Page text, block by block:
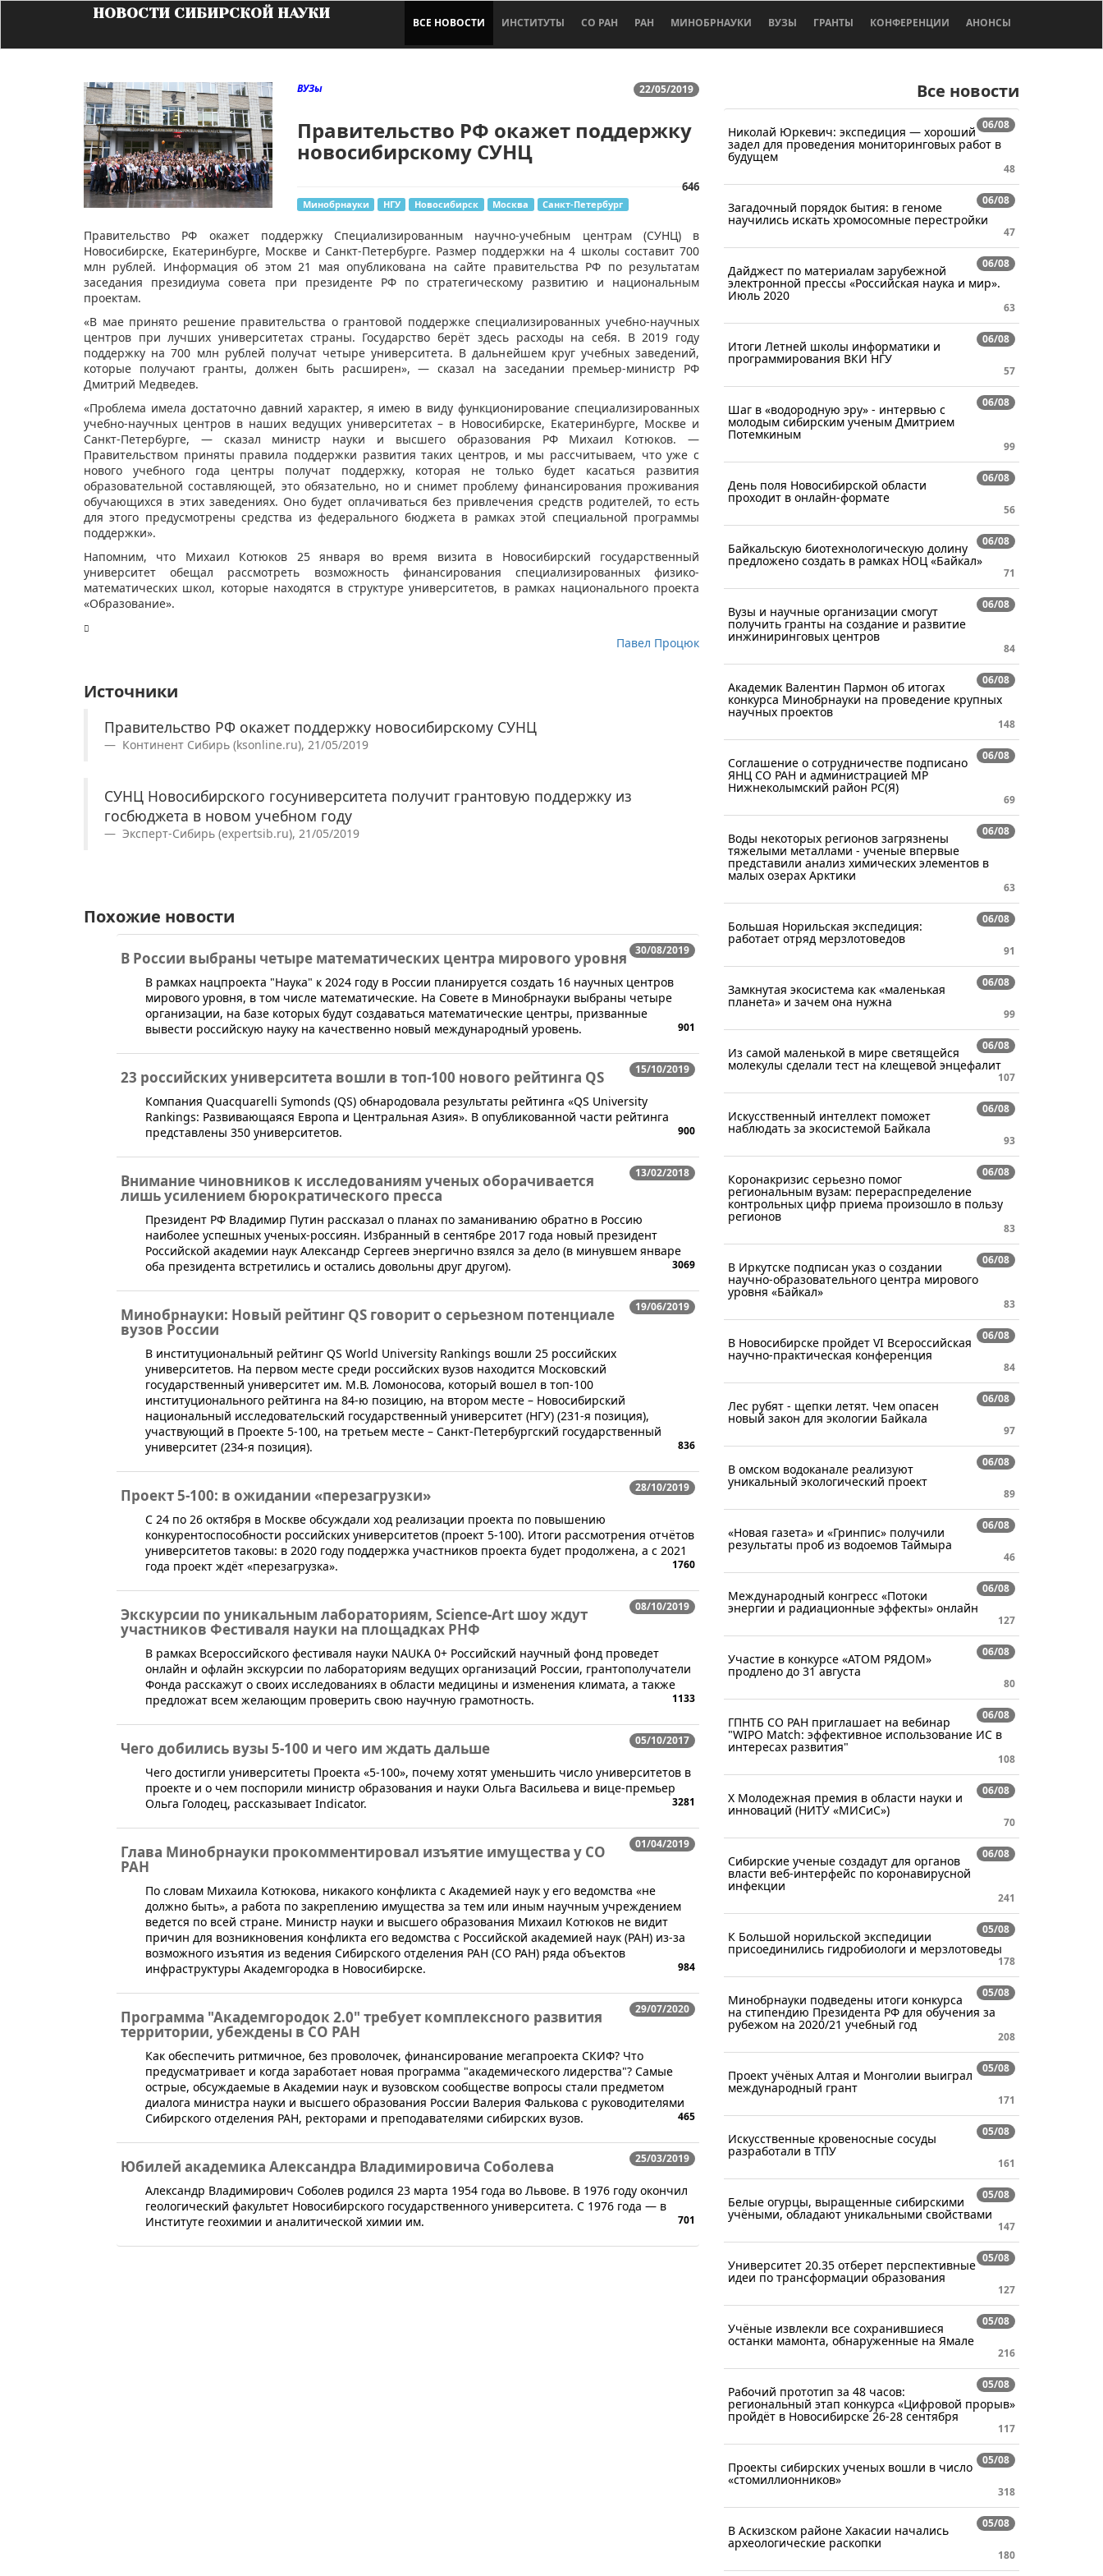
НОВОСТИ СИБИРСКОЙ НАУКИ
ВСЕ НОВОСТИ ИНСТИТУТЫ СО РАН РАН МИНОБРНАУКИ ВУЗЫ ГРАНТЫ КОНФЕРЕНЦИИ АНОНСЫ
22/05/2019
ВУЗы
Правительство РФ окажет поддержку
новосибирскому СУНЦ
646
Минобрнауки НГУ Новосибирск Москва Санкт-Петербург
Правительство РФ окажет поддержку Специализированным научно-учебным центрам (СУНЦ) в
Новосибирске, Екатеринбурге, Москве и Санкт-Петербурге. Размер поддержки на 4 школы составит 700
млн рублей. Информация об этом 21 мая опубликована на сайте правительства РФ по результатам
заседания президиума совета при президенте РФ по стратегическому развитию и национальным
проектам.
«В мае принято решение правительства о грантовой поддержке специализированных учебно-научных
центров при лучших университетах страны. Государство берёт здесь расходы на себя. В 2019 году
поддержку на 700 млн рублей получат четыре университета. В дальнейшем круг учебных заведений,
которые получают гранты, должен быть расширен», — сказал на заседании премьер-министр РФ
Дмитрий Медведев.
«Проблема имела достаточно давний характер, я имею в виду функционирование специализированных
учебно-научных центров в наших ведущих университетах – в Новосибирске, Екатеринбурге, Москве и
Санкт-Петербурге, — сказал министр науки и высшего образования РФ Михаил Котюков. —
Правительством приняты правила поддержки развития таких центров, и мы рассчитываем, что уже с
нового учебного года центры получат поддержку, которая не только будет касаться развития
образовательной составляющей, это обязательно, но и снимет проблему финансирования проживания
обучающихся в этих заведениях. Оно будет оплачиваться без привлечения средств родителей, то есть
для этого предусмотрены средства из федерального бюджета в рамках этой специальной программы
поддержки».
Напомним, что Михаил Котюков 25 января во время визита в Новосибирский государственный
университет обещал рассмотреть возможность финансирования специализированных физико-
математических школ, которые находятся в структуре университетов, в рамках национального проекта
«Образование».
Павел Процюк
Источники
Правительство РФ окажет поддержку новосибирскому СУНЦ
Континент Сибирь (ksonline.ru), 21/05/2019
СУНЦ Новосибирского госуниверситета получит грантовую поддержку из
госбюджета в новом учебном году
Эксперт-Сибирь (expertsib.ru), 21/05/2019
Похожие новости
30/08/2019
В России выбраны четыре математических центра мирового уровня
В рамках нацпроекта "Наука" к 2024 году в России планируется создать 16 научных центров
мирового уровня, в том числе математические. На Совете в Минобрнауки выбраны четыре
организации, на базе которых будут создаваться математические центры, призванные
вывести российскую науку на качественно новый международный уровень.
901
15/10/2019
23 российских университета вошли в топ-100 нового рейтинга QS
​Компания Quacquarelli Symonds (QS) обнародовала результаты рейтинга «QS University
Rankings: Развивающаяся Европа и Центральная Азия». В опубликованной части рейтинга
представлены 350 университетов.
900
13/02/2018
Внимание чиновников к исследованиям ученых оборачивается
лишь усилением бюрократического пресса
​Президент РФ Владимир Путин рассказал о планах по заманиванию обратно в Россию
наиболее успешных ученых-россиян. Избранный в сентябре 2017 года новый президент
Российской академии наук Александр Сергеев энергично взялся за дело (в минувшем январе
оба президента встретились и остались довольны друг другом).
3069
19/06/2019
Минобрнауки: Новый рейтинг QS говорит о серьезном потенциале
вузов России
​В институциональный рейтинг QS World University Rankings вошли 25 российских
университетов. На первом месте среди российских вузов находится Московский
государственный университет им. М.В. Ломоносова, который вошел в топ-100
институционального рейтинга на 84-ю позицию, на втором месте – Новосибирский
национальный исследовательский государственный университет (НГУ) (231-я позиция),
участвующий в Проекте 5-100, на третьем месте – Санкт-Петербургский государственный
университет (234-я позиция).
836
28/10/2019
Проект 5-100: в ожидании «перезагрузки»
​С 24 по 26 октября в Москве обсуждали ход реализации проекта по повышению
конкурентоспособности российских университетов (проект 5-100). Итоги рассмотрения отчётов
университетов таковы: в 2020 году поддержка участников проекта будет продолжена, а с 2021
года проект ждёт «перезагрузка».
1760
08/10/2019
Экскурсии по уникальным лабораториям, Science-Art шоу ждут
участников Фестиваля науки на площадках РНФ
В рамках Всероссийского фестиваля науки NAUKA 0+ Российский научный фонд проведет
онлайн и офлайн экскурсии по лабораториям ведущих организаций России, грантополучатели
Фонда расскажут о своих исследованиях в области медицины и изменения климата, а также
предложат всем желающим проверить свою научную грамотность.
1133
05/10/2017
Чего добились вузы 5-100 и чего им ждать дальше
​Чего достигли университеты Проекта «5-100», почему хотят уменьшить число университетов в
проекте и о чем поспорили министр образования и науки Ольга Васильева и вице-премьер
Ольга Голодец, рассказывает Indicator.
3281
01/04/2019
Глава Минобрнауки прокомментировал изъятие имущества у СО
РАН
​По словам Михаила Котюкова, никакого конфликта с Академией наук у его ведомства «не
должно быть», а работа по закреплению имущества за тем или иным научным учреждением
ведется по всей стране. Министр науки и высшего образования Михаил Котюков не видит
причин для возникновения конфликта его ведомства с Российской академией наук (РАН) из-за
возможного изъятия из ведения Сибирского отделения РАН (СО РАН) ряда объектов
инфраструктуры Академгородка в Новосибирске.
984
29/07/2020
Программа "Академгородок 2.0" требует комплексного развития
территории, убеждены в СО РАН
​​Как обеспечить ритмичное, без проволочек, финансирование мегапроекта СКИФ? Что
предусматривает и когда заработает новая программа "академического лидерства"? Самые
острые, обсуждаемые в Академии наук и вузовском сообществе вопросы стали предметом
диалога министра науки и высшего образования России Валерия Фалькова с руководителями
Сибирского отделения РАН, ректорами и преподавателями сибирских вузов.
465
25/03/2019
Юбилей академика Александра Владимировича Соболева
​Александр Владимирович Соболев родился 23 марта 1954 года во Львове. В 1976 году окончил
геологический факультет Новосибирского государственного университета. С 1976 года — в
Институте геохимии и аналитической химии им.
701
Все новости
06/08
Николай Юркевич: экспедиция — хороший
задел для проведения мониторинговых работ в
будущем
48
06/08
Загадочный порядок бытия: в геноме
научились искать хромосомные перестройки
47
06/08
Дайджест по материалам зарубежной
электронной прессы «Российская наука и мир».
Июль 2020
63
06/08
Итоги Летней школы информатики и
программирования ВКИ НГУ
57
06/08
Шаг в «водородную эру» - интервью с
молодым сибирским ученым Дмитрием
Потемкиным
99
06/08
День поля Новосибирской области
проходит в онлайн-формате
56
06/08
Байкальскую биотехнологическую долину
предложено создать в рамках НОЦ «Байкал»
71
06/08
Вузы и научные организации смогут
получить гранты на создание и развитие
инжиниринговых центров
84
06/08
Академик Валентин Пармон об итогах
конкурса Минобрнауки на проведение крупных
научных проектов
148
06/08
Соглашение о сотрудничестве подписано
ЯНЦ СО РАН и администрацией МР
Нижнеколымский район РС(Я)
69
06/08
Воды некоторых регионов загрязнены
тяжелыми металлами - ученые впервые
представили анализ химических элементов в
малых озерах Арктики
63
06/08
Большая Норильская экспедиция:
работает отряд мерзлотоведов
91
06/08
Замкнутая экосистема как «маленькая
планета» и зачем она нужна
99
06/08
Из самой маленькой в мире светящейся
молекулы сделали тест на клещевой энцефалит
107
06/08
Искусственный интеллект поможет
наблюдать за экосистемой Байкала
93
06/08
Коронакризис серьезно помог
региональным вузам: перераспределение
контрольных цифр приема произошло в пользу
регионов
83
06/08
В Иркутске подписан указ о создании
научно-образовательного центра мирового
уровня «Байкал»
83
06/08
В Новосибирске пройдет VI Всероссийская
научно-практическая конференция
84
06/08
Лес рубят - щепки летят. Чем опасен
новый закон для экологии Байкала
97
06/08
В омском водоканале реализуют
уникальный экологический проект
89
06/08
«Новая газета» и «Гринпис» получили
результаты проб из водоемов Таймыра
46
06/08
Международный конгресс «Потоки
энергии и радиационные эффекты» онлайн
127
06/08
Участие в конкурсе «АТОМ РЯДОМ»
продлено до 31 августа
80
06/08
ГПНТБ СО РАН приглашает на вебинар
"WIPO Match: эффективное использование ИС в
интересах развития"
108
06/08
X Молодежная премия в области науки и
инноваций (НИТУ «МИСиС»)
70
06/08
Сибирские ученые создадут для органов
власти веб-интерфейс по коронавирусной
инфекции
241
05/08
К Большой норильской экспедиции
присоединились гидробиологи и мерзлотоведы
178
05/08
Минобрнауки подведены итоги конкурса
на стипендию Президента РФ для обучения за
рубежом на 2020/21 учебный год
208
05/08
Проект учёных Алтая и Монголии выиграл
международный грант
171
05/08
Искусственные кровеносные сосуды
разработали в ТПУ
161
05/08
Белые огурцы, выращенные сибирскими
учёными, обладают уникальными свойствами
147
05/08
Университет 20.35 отберет перспективные
идеи по трансформации образования
127
05/08
Учёные извлекли все сохранившиеся
останки мамонта, обнаруженные на Ямале
216
05/08
Рабочий прототип за 48 часов:
региональный этап конкурса «Цифровой прорыв»
пройдёт в Новосибирске 26-28 сентября
117
05/08
Проекты сибирских ученых вошли в число
«стомиллионников»
318
05/08
В Аскизском районе Хакасии начались
археологические раскопки
180